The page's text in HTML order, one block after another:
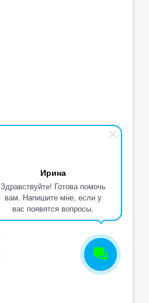
Ирина
Здравствуйте! Готова помочь
вам. Напишите мне, если у
вас появятся вопросы.